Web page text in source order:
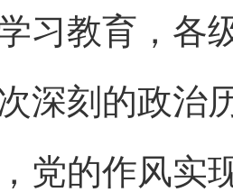
习教育，各
深刻的政治
党的作风实